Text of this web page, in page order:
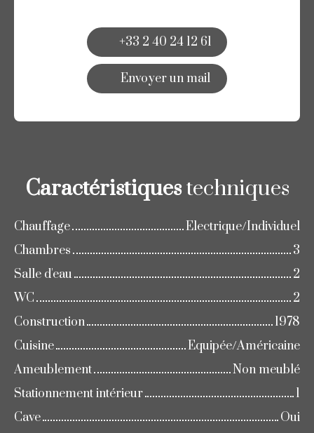
+33 2 40 24 12 61
Envoyer un mail
Caractéristiquestechniques
Chauffage
Electrique/Individuel
Chambres
3
Salle d'eau
2
WC
2
Construction
1978
Cuisine
Equipée/Américaine
Ameublement
Non meublé
Stationnement intérieur
1
Cave
Oui